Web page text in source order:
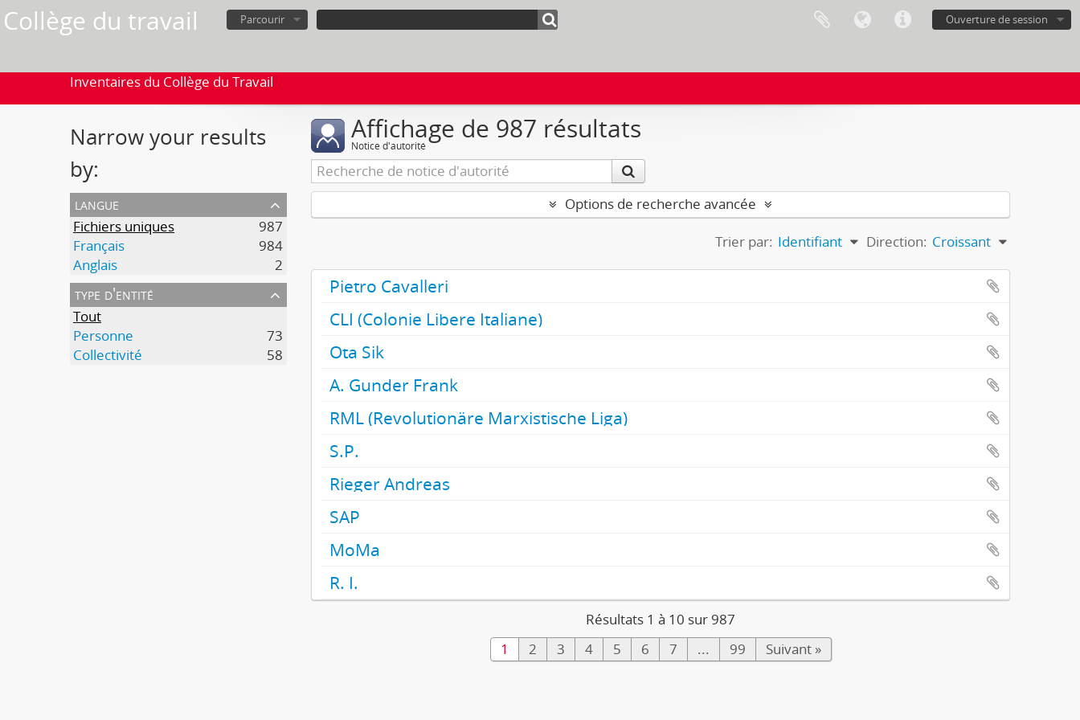
Collège du travail Ouverture de session
Parcourir
Inventaires du Collège du Travail
Narrow your results
by:
langue
Fichiers uniques
987
Français
984
Anglais
2
type d'entité
Tout
Personne
73
Collectivité
58
Affichage de 987 résultats
Notice d'autorité
Options de recherche avancée
Trier par: Identifiant Direction: Croissant
Pietro Cavalleri
CLI (Colonie Libere Italiane)
Ota Sik
A. Gunder Frank
RML (Revolutionäre Marxistische Liga)
S.P.
Rieger Andreas
SAP
MoMa
R. I.
Résultats 1 à 10 sur 987
1
2 3 4 5 6 7 ... 99 Suivant »